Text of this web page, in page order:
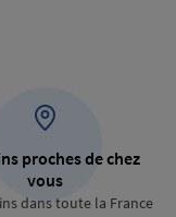
proches de chez
vous
dans toute la France